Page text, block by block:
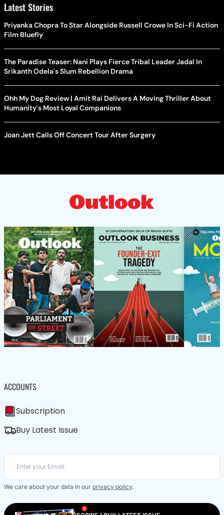
X
Latest Stories
Priyanka Chopra To Star Alongside Russell Crowe In Sci-Fi Action
Film Bluefly
The Paradise Teaser: Nani Plays Fierce Tribal Leader Jadal In
Srikanth Odela's Slum Rebellion Drama
Ohh My Dog Review | Amit Rai Delivers A Moving Thriller About
Humanity's Most Loyal Companions
Joan Jett Calls Off Concert Tour After Surgery
ACCOUNTS
Subscription
Buy Latest Issue
We care about your data in our privacy policy.